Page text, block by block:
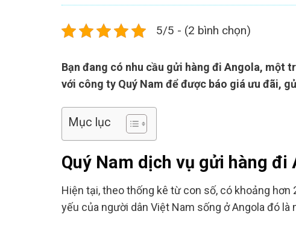
5/5 - (2 bình chọn)
Bạn đang có nhu cầu gửi hàng đi Angola, một
với công ty Quý Nam để được báo giá ưu đãi,
Mục lục
Quý Nam dịch vụ gửi hàng
Hiện tại, theo thống kê từ con số, có khoảng
yếu của người dân Việt Nam sống ở Angola đó